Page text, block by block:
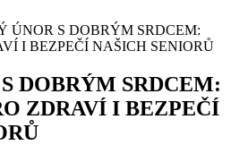
ÚNOR S DOBRÝM SRDCEM:
I BEZPEČÍ NAŠICH SENIORŮ
DOBRÝM SRDCEM:
ZDRAVÍ I BEZPEČÍ